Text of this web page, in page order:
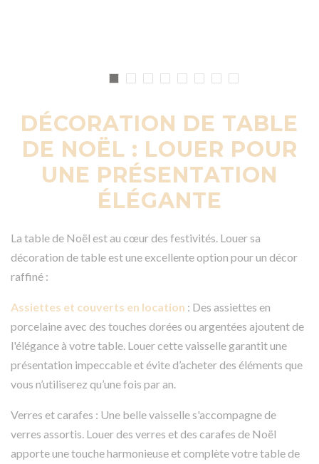
DÉCORATION DE TABLE
DE NOËL : LOUER POUR
UNE PRÉSENTATION
ÉLÉGANTE
La table de Noël est au cœur des festivités. Louer sa
décoration de table est une excellente option pour un décor
raffiné :
Assiettes et couverts en location : Des assiettes en
porcelaine avec des touches dorées ou argentées ajoutent de
l'élégance à votre table. Louer cette vaisselle garantit une
présentation impeccable et évite d’acheter des éléments que
vous n’utiliserez qu’une fois par an.
Verres et carafes : Une belle vaisselle s'accompagne de
verres assortis. Louer des verres et des carafes de Noël
apporte une touche harmonieuse et complète votre table de